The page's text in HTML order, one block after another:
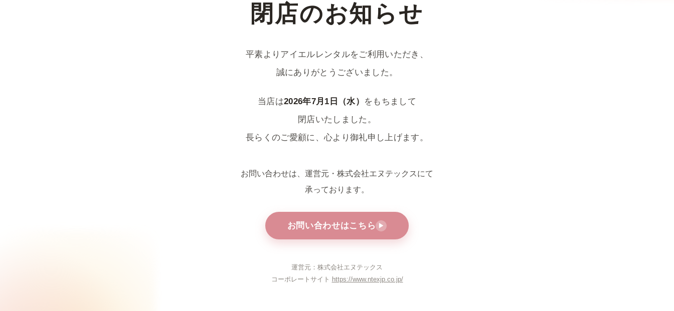
閉店のお知らせ
平素よりアイエルレンタルをご利用いただき、
誠にありがとうございました。
当店は2026年7月1日（水）
をもちまして
閉店いたしました。
長らくのご愛顧に、心より御礼申し上げます。
お問い合わせは、運営元・株式会社エヌテックスにて
承っております。
お問い合わせはこちら ▶
運営元：株式会社エヌテックス
コーポレートサイト https://www.ntexjp.co.jp/